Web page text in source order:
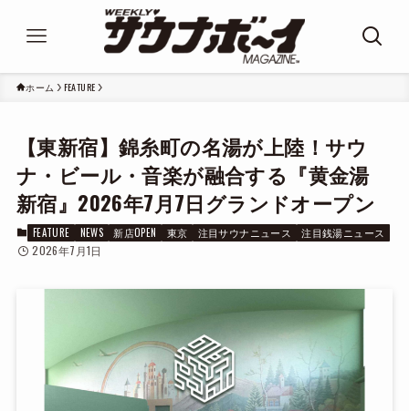
ホーム FEATURE
【東新宿】錦糸町の名湯が上陸！サウ
ナ・ビール・音楽が融合する『黄金湯
新宿』2026年7月7日グランドオープン
FEATURE NEWS 新店OPEN 東京 注目サウナニュース 注目銭湯ニュース
2026年7月1日